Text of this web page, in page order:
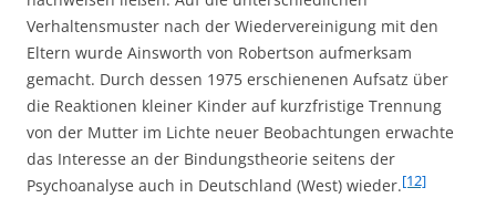
Verhaltensmuster nach der Wiedervereinigung mit den
Eltern wurde Ainsworth von Robertson aufmerksam
gemacht. Durch dessen 1975 erschienenen Aufsatz über
die Reaktionen kleiner Kinder auf kurzfristige Trennung
von der Mutter im Lichte neuer Beobachtungen erwachte
das Interesse an der Bindungstheorie seitens der
Psychoanalyse auch in Deutschland (West) wieder.[12]